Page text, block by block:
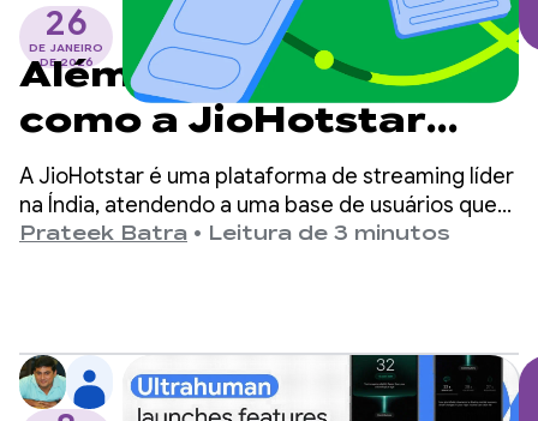
26
DE JANEIRO
DE 2026
Além do smartphone:
como a JioHotstar
otimizou a UX para
dobráveis e tablets
A JioHotstar é uma plataforma de streaming líder
na Índia, atendendo a uma base de usuários que
excede 400 milhões.
Prateek Batra • Leitura de 3 minutos